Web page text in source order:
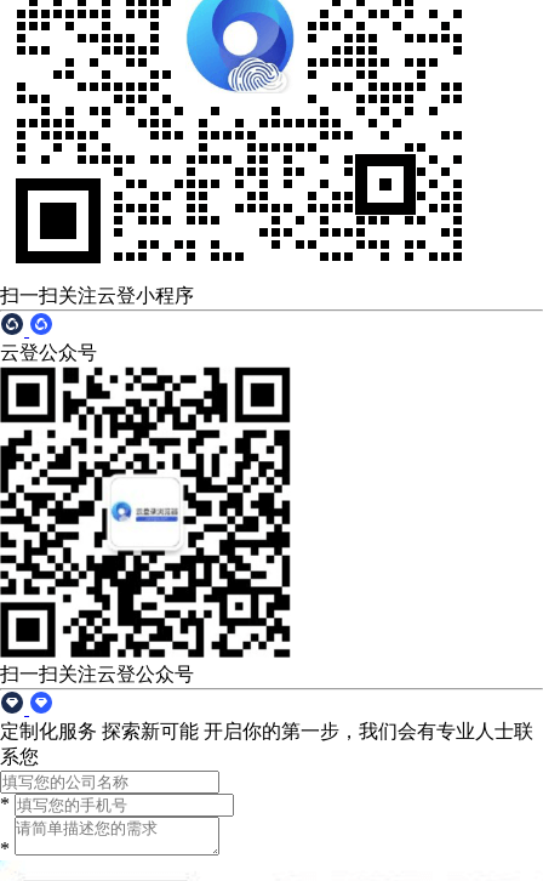
扫一扫关注云登小程序
云登公众号
扫一扫关注云登公众号
定制化服务 探索新可能 开启你的第一步，我们会有专业人士联
系您
*
*